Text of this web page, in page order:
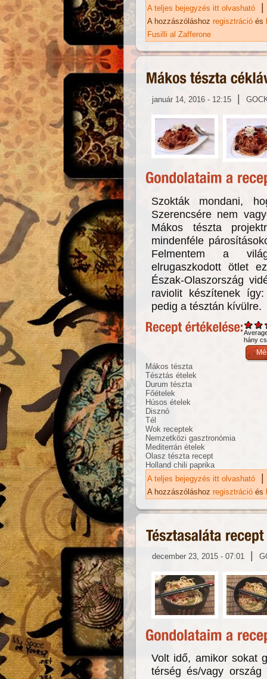
A teljes bejegyzés itt olvasható
|
A hozzászóláshoz regisztráció és
Fusilli al Zafferone
január 14, 2016 - 12:15 |
Szokták mondani,
Szerencsére nem
Mákos tészta
mindenféle
Felmentem a
elrugaszkodott ötlet
Észak-Olaszország
raviolit készítenek
pedig a tésztán kívülre.
hány
Mákos tészta
Tésztás ételek
Durum tészta
Főételek
Húsos ételek
Disznó
Tél
Wok receptek
Nemzetközi gasztronómia
Mediterrán ételek
Olasz tészta recept
Holland chili paprika
A teljes bejegyzés itt olvasható
|
A hozzászóláshoz regisztráció és
december 23, 2015 - 07:01 |
Volt idő, amikor sokat
térség és/vagy